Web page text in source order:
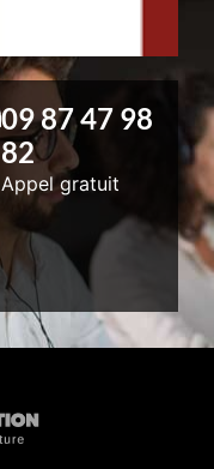
09 87 47 98
82
Appel gratuit